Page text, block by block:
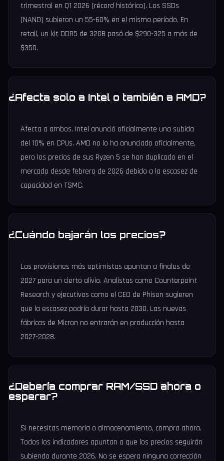
trimestral en Q1 2026 (récord histórico). Los SSDs
(NAND) subieron un 55-60% en el mismo período. En
retail, un kit DDR5 de 32GB pasó de $290-325 a más de
$350.
¿Afecta solo a Intel o también a AMD?
Afecta a ambos. Intel anunció oficialmente una subida
del 10% en CPUs. AMD no lo ha anunciado oficialmente,
pero los precios de sus Ryzen 5 se han duplicado en el
mercado desde febrero de 2026 debido a la escasez de
capacidad en TSMC.
¿Cuándo bajarán los precios?
Las previsiones más optimistas apuntan a finales de
2027 para un cierto alivio. Analistas como Counterpoint
Research y ejecutivos como el CEO de Phison sugieren
que la escasez podría durar hasta 2030. Las nuevas
fábricas de Micron no entrarán en producción hasta
2027-2028.
¿Debería comprar RAM/SSD ahora o
esperar?
Si necesitas memoria o almacenamiento, compra ahora.
Todos los indicadores apuntan a que los precios seguirán
subiendo durante 2026. No se espera ninguna corrección